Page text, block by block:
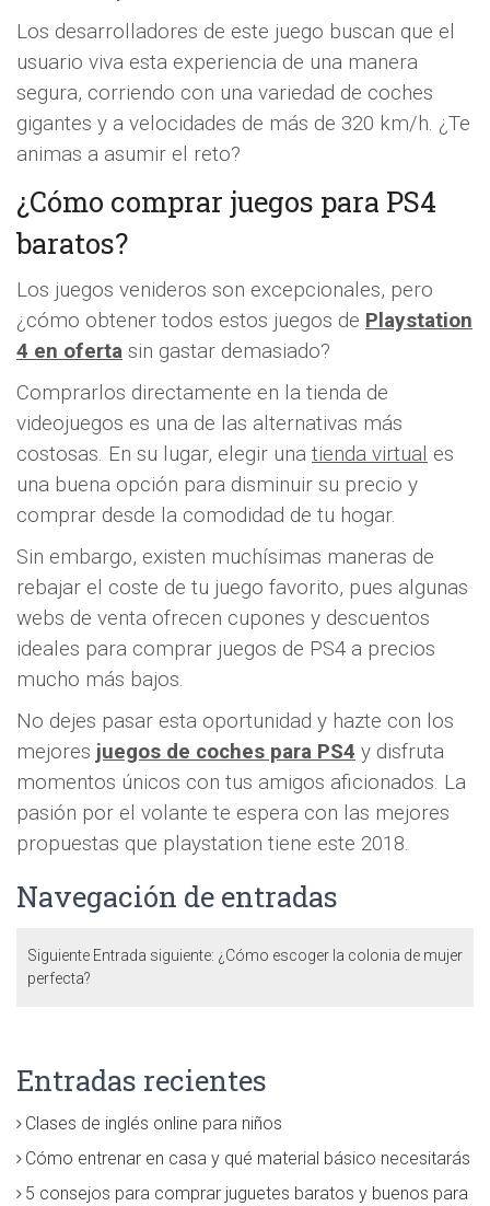
Los desarrolladores de este juego buscan que el
usuario viva esta experiencia de una manera
segura, corriendo con una variedad de coches
gigantes y a velocidades de más de 320 km/h. ¿Te
animas a asumir el reto?
¿Cómo comprar juegos para PS4
baratos?
Los juegos venideros son excepcionales, pero
¿cómo obtener todos estos juegos de Playstation
4 en oferta sin gastar demasiado?
Comprarlos directamente en la tienda de
videojuegos es una de las alternativas más
costosas. En su lugar, elegir una tienda virtual es
una buena opción para disminuir su precio y
comprar desde la comodidad de tu hogar.
Sin embargo, existen muchísimas maneras de
rebajar el coste de tu juego favorito, pues algunas
webs de venta ofrecen cupones y descuentos
ideales para comprar juegos de PS4 a precios
mucho más bajos.
No dejes pasar esta oportunidad y hazte con los
mejores juegos de coches para PS4 y disfruta
momentos únicos con tus amigos aficionados. La
pasión por el volante te espera con las mejores
propuestas que playstation tiene este 2018.
Navegación de entradas
Siguiente Entrada siguiente: ¿Cómo escoger la colonia de mujer
perfecta?
Entradas recientes
Clases de inglés online para niños
Cómo entrenar en casa y qué material básico necesitarás
5 consejos para comprar juguetes baratos y buenos para